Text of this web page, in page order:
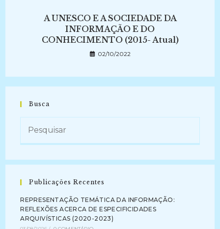
A UNESCO E A SOCIEDADE DA
INFORMAÇÃO E DO
CONHECIMENTO (2015- Atual)
02/10/2022
Busca
Publicações Recentes
REPRESENTAÇÃO TEMÁTICA DA INFORMAÇÃO:
REFLEXÕES ACERCA DE ESPECIFICIDADES
ARQUIVÍSTICAS (2020-2023)